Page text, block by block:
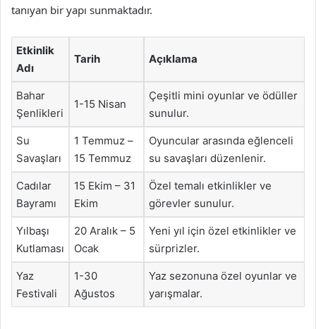
tanıyan bir yapı sunmaktadır.
Etkinlik
Adı
Tarih Açıklama
Bahar
Şenlikleri
1-15 Nisan
Çeşitli mini oyunlar ve ödüller
sunulur.
Su
Savaşları
1 Temmuz –
15 Temmuz
Oyuncular arasında eğlenceli
su savaşları düzenlenir.
Cadılar
Bayramı
15 Ekim – 31
Ekim
Özel temalı etkinlikler ve
görevler sunulur.
Yılbaşı
Kutlaması
20 Aralık – 5
Ocak
Yeni yıl için özel etkinlikler ve
sürprizler.
Yaz
Festivali
1-30
Ağustos
Yaz sezonuna özel oyunlar ve
yarışmalar.